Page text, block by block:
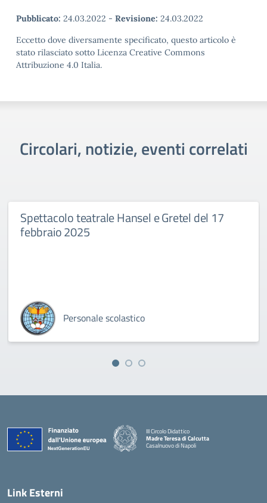
Pubblicato: 24.03.2022 - Revisione: 24.03.2022
Eccetto dove diversamente specificato, questo articolo è
stato rilasciato sotto Licenza Creative Commons
Attribuzione 4.0 Italia.
Circolari, notizie, eventi correlati
Spettacolo teatrale Hansel e Gretel del 17
febbraio 2025
Personale scolastico
III Circolo Didattico
Madre Teresa di Calcutta
Casalnuovo di Napoli
— Visita la pagina iniziale della scuola
Link Esterni